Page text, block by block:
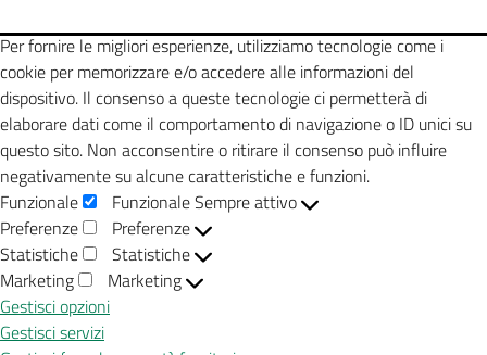
Per fornire le migliori esperienze, utilizziamo tecnologie come i
cookie per memorizzare e/o accedere alle informazioni del
dispositivo. Il consenso a queste tecnologie ci permetterà di
elaborare dati come il comportamento di navigazione o ID unici su
questo sito. Non acconsentire o ritirare il consenso può influire
negativamente su alcune caratteristiche e funzioni.
Funzionale
FunzionaleSempre attivo
Preferenze
Preferenze
Statistiche
Statistiche
Marketing
Marketing
Gestisci opzioni
Gestisci servizi